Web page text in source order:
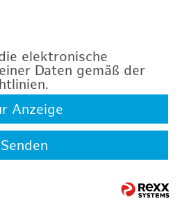
elektronische
Daten gemäß der
.
Anzeige
Senden